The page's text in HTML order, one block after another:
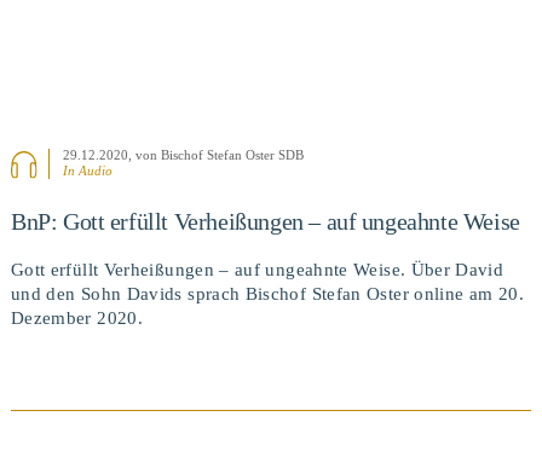
29.12.2020 , von Bischof Stefan Oster SDB
In Audio
BnP: Gott erfüllt Verheißungen – auf ungeahnte Weise
Gott erfüllt Verheißungen – auf ungeahnte Weise. Über David
und den Sohn Davids sprach Bischof Stefan Oster online am 20.
Dezember 2020.